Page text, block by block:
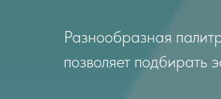
Разнообразная
позволяет подбирать